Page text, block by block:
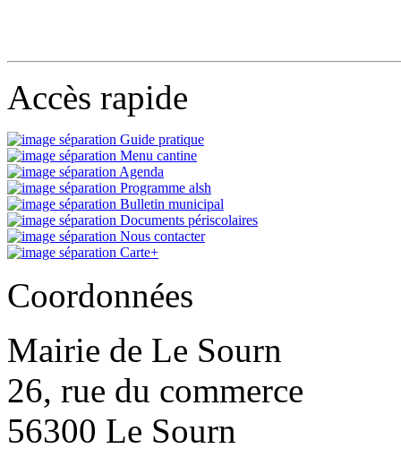
Accès rapide
Guide pratique
Menu cantine
Agenda
Programme alsh
Bulletin municipal
Documents périscolaires
Nous contacter
Carte+
Coordonnées
Mairie de Le Sourn
26, rue du commerce
56300 Le Sourn